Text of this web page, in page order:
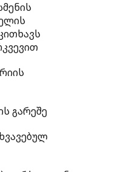
გარეშე